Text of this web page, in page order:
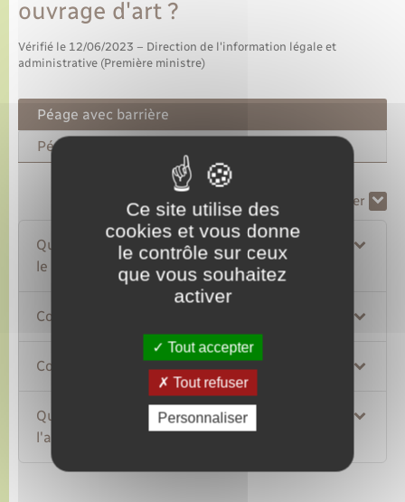
ouvrage d'art ?
Vérifié le 12/06/2023 – Direction de l'information légale et
administrative (Première ministre)
Péage avec barrière
Péage sans barrière
Tout replier Tout déplier
Quelle est la procédure si vous ne payez pas
le péage ?
Comment payer l'amende ?
Comment contester l'amende ?
Que risquez-vous si vous ne payez pas
l'amende ?
Ce site utilise des
cookies et vous donne
le contrôle sur ceux
que vous souhaitez
activer
Tout accepter
Tout refuser
Personnaliser